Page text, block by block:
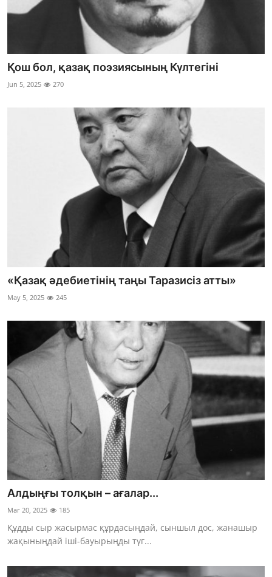
Қош бол, қазақ поэзиясының Күлтегіні
Jun 5, 2025 270
«Қазақ әдебиетінің таңы Таразисіз атты»
May 5, 2025 245
Алдыңғы толқын – ағалар...
Mar 20, 2025 185
Құдды сыр жасырмас құрдасыңдай, сыншыл дос, жанашыр
жақыныңдай іші-бауырыңды түг...